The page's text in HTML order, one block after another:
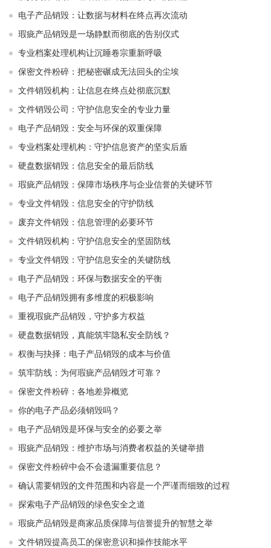
电子产品销毁：让数据与材料在终点再次流动
瑕疵产品销毁是一场静默而彻底的告别仪式
专业档案处理机构让沉睡卷宗重新呼吸
保密文件粉碎：把秘密碾成无法回头的尘埃
文件销毁机构：让信息在终点处彻底沉默
文件销毁公司：守护信息安全的专业力量
电子产品销毁：安全与环保的双重保障
专业档案处理机构：守护信息资产的坚实后盾
硬盘数据销毁：信息安全的最后防线
瑕疵产品销毁：保障市场秩序与企业信誉的关键环节
专业文件销毁：信息安全的守护防线
废弃文件销毁：信息管理的必要环节
文件销毁机构：守护信息安全的坚固防线
专业文件销毁：守护信息安全的关键防线
电子产品销毁：环保与数据安全的平衡
电子产品销毁拥有多维度的积极影响
重视瑕疵产品销毁，守护多方权益
硬盘数据销毁，真能筑牢隐私安全防线？
权衡与抉择：电子产品销毁的成本与价值
筑牢防线：为何瑕疵产品销毁才可靠？
保密文件粉碎：各地差异概览
你的电子产品必须销毁吗？
电子产品销毁是环保与安全的必要之举​ ​
瑕疵产品销毁：维护市场与消费者权益的关键举措​ ​
保密文件粉碎中会不会遗漏重要信息？
确认需要销毁的文件范围和内容是一个严谨而细致的过程
探索电子产品销毁的绿色安全之道
瑕疵产品销毁是商家品质保障与信誉提升的智慧之举
文件销毁提高员工的保密意识和操作技能水平